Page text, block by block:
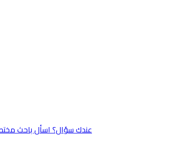
عندك سؤال؟ اسأل باحث